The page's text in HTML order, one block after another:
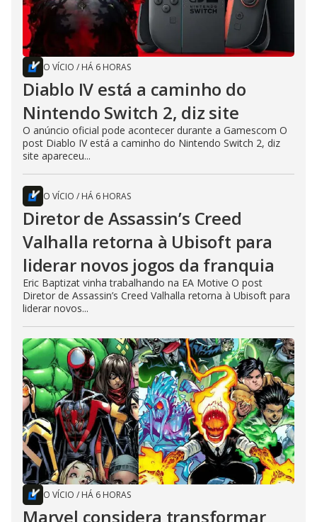
O VÍCIO / HÁ 6 HORAS
Diablo IV está a caminho do
Nintendo Switch 2, diz site
O anúncio oficial pode acontecer durante a Gamescom O
post Diablo IV está a caminho do Nintendo Switch 2, diz
site apareceu...
O VÍCIO / HÁ 6 HORAS
Diretor de Assassin’s Creed
Valhalla retorna à Ubisoft para
liderar novos jogos da franquia
Eric Baptizat vinha trabalhando na EA Motive O post
Diretor de Assassin’s Creed Valhalla retorna à Ubisoft para
liderar novos...
O VÍCIO / HÁ 6 HORAS
Marvel considera transformar